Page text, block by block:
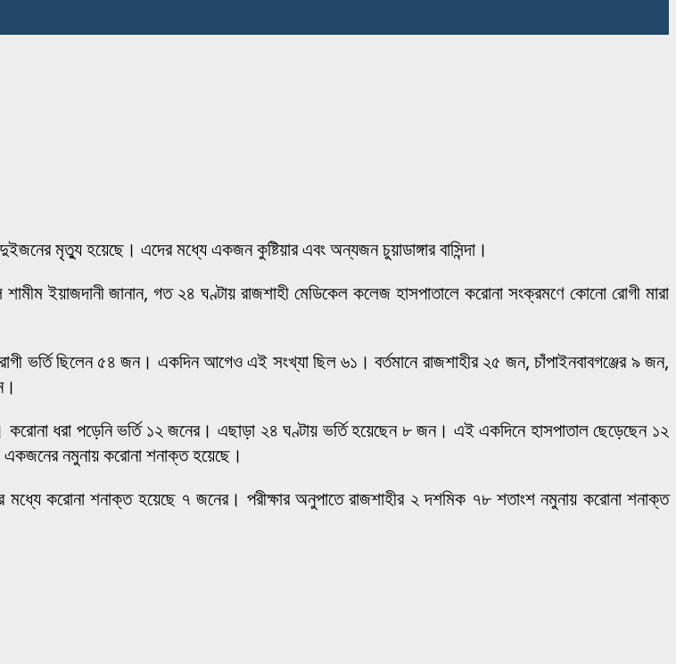
মৃত্যু হয়েছে। এদের মধ্যে একজন কুষ্টিয়ার এবং অন্যজন চুয়াডাঙ্গার বাসিন্দা।
ইয়াজদানী জানান, গত ২৪ ঘণ্টায় রাজশাহী মেডিকেল কলেজ হাসপাতালে করোনা সংক্রমণে কোনো রোগী মারা
ভর্তি ছিলেন ৫৪ জন। একদিন আগেও এই সংখ্যা ছিল ৬১। বর্তমানে রাজশাহীর ২৫ জন, চাঁপাইনবাবগঞ্জের ৯ জন,
ধরা পড়েনি ভর্তি ১২ জনের। এছাড়া ২৪ ঘণ্টায় ভর্তি হয়েছেন ৮ জন। এই একদিনে হাসপাতাল ছেড়েছেন ১২
একজনের নমুনায় করোনা শনাক্ত হয়েছে।
করোনা শনাক্ত হয়েছে ৭ জনের। পরীক্ষার অনুপাতে রাজশাহীর ২ দশমিক ৭৮ শতাংশ নমুনায় করোনা শনাক্ত